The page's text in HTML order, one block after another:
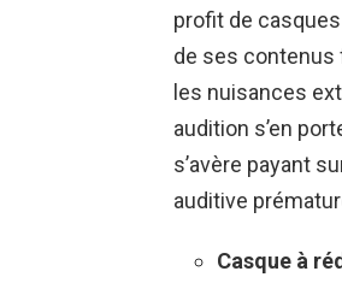
profit de
de ses contenus
les nuisances
audition s’en
s’avère payant
auditive
Casque à